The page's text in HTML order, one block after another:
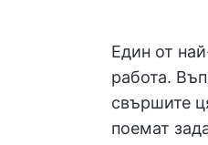
Един от
работа.
свършите
поемат